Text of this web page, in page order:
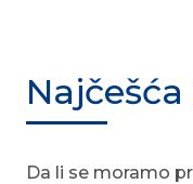
Da li se moramo